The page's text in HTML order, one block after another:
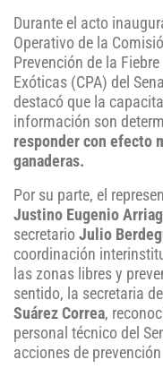
Durante el acto
Operativo de la
Prevención de la
Exóticas (CPA) del
destacó que la
información son
responder con efecto
ganaderas.
Por su parte, el
Justino Eugenio
secretario Julio
coordinación
las zonas libres y
sentido, la secretaria
Suárez Correa,
personal técnico del
acciones de